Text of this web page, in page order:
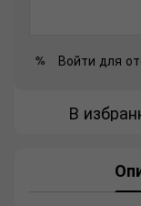
% Войти для
В